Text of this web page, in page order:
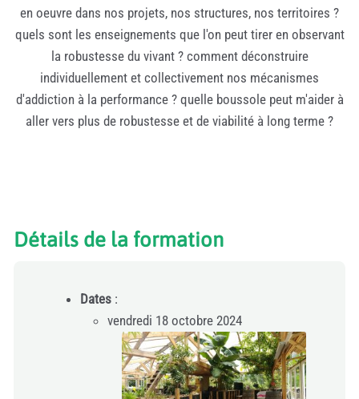
en oeuvre dans nos projets, nos structures, nos territoires ?
quels sont les enseignements que l'on peut tirer en observant
la robustesse du vivant ? comment déconstruire
individuellement et collectivement nos mécanismes
d'addiction à la performance ? quelle boussole peut m'aider à
aller vers plus de robustesse et de viabilité à long terme ?
Détails de la formation
Dates :
vendredi 18 octobre 2024